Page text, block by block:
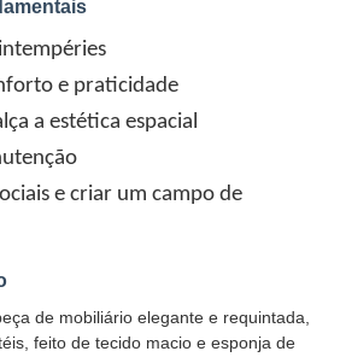
e praticidade
a estética espacial
e criar um campo de
de mobiliário elegante e requintada,
feito de tecido macio e esponja de